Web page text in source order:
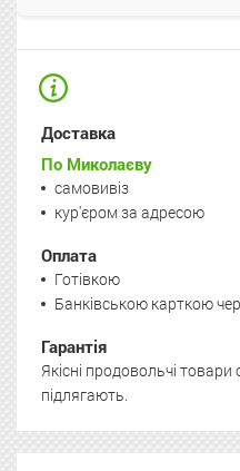
Доставка
По Миколаєву
самовивіз
кур'єром за адресою
Оплата
Готівкою
Банківською карткою
Гарантія
Якісні продовольчі
підлягають.